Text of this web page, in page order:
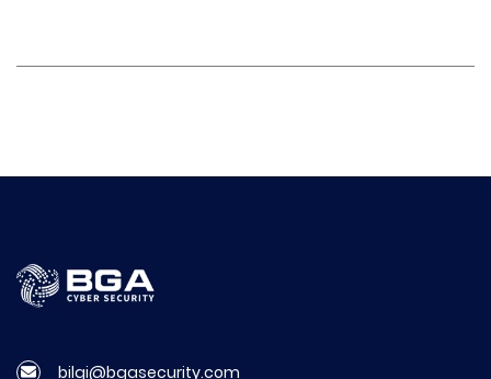
bilgi@bgasecurity.com